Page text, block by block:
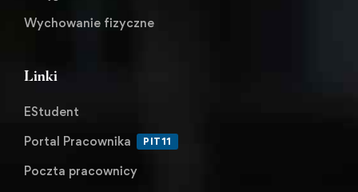
Wychowanie fizyczne
Linki
EStudent
Portal Pracownika
PIT11
Poczta pracownicy